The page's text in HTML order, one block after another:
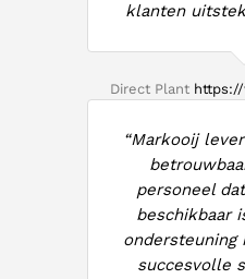
klanten
Direct Plant
“Markooij
personeel
beschikbaar
ondersteuning
succesvolle